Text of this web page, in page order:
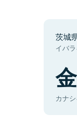
茨城
イバ
カナ